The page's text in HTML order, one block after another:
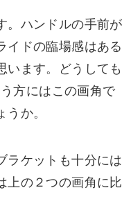
。ハンドルの手前が
イドの臨場感はある
います。どうしても
方にはこの画角で
か。
ラケットも十分には
上の２つの画角に比